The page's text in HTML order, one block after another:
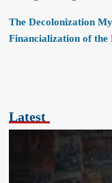
The Decolonization
Financialization of the
Latest